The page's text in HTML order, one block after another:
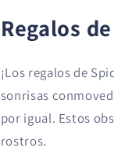
Regalos
¡Los regalos de
sonrisas
por igual. Estos
rostros.